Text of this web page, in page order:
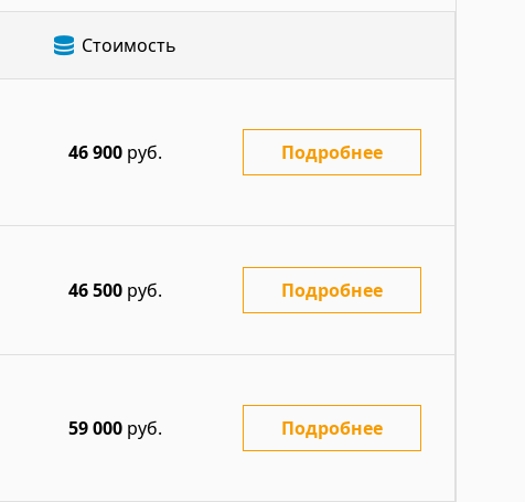
Стоимость
46 900 руб. Подробнее
46 500 руб. Подробнее
59 000 руб. Подробнее